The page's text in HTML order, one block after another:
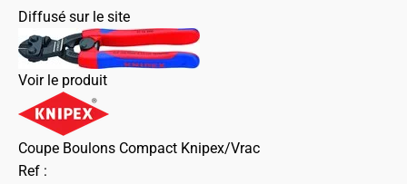
Diffusé sur le site
Voir le produit
Coupe Boulons Compact Knipex/Vrac
Ref :